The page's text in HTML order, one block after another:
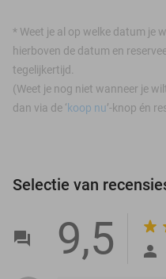
* Weet je al op welke datum je
hierboven de datum en
tegelijkertijd.
(Weet je nog niet wanneer je
dan via de ‘koop nu’-knop én
Selectie van
9,5